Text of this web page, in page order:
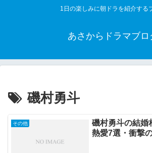
1日の楽しみに朝ドラを紹介する
あさからドラマブロ
磯村勇斗
その他
磯村勇斗の結婚
熱愛7選・衝撃